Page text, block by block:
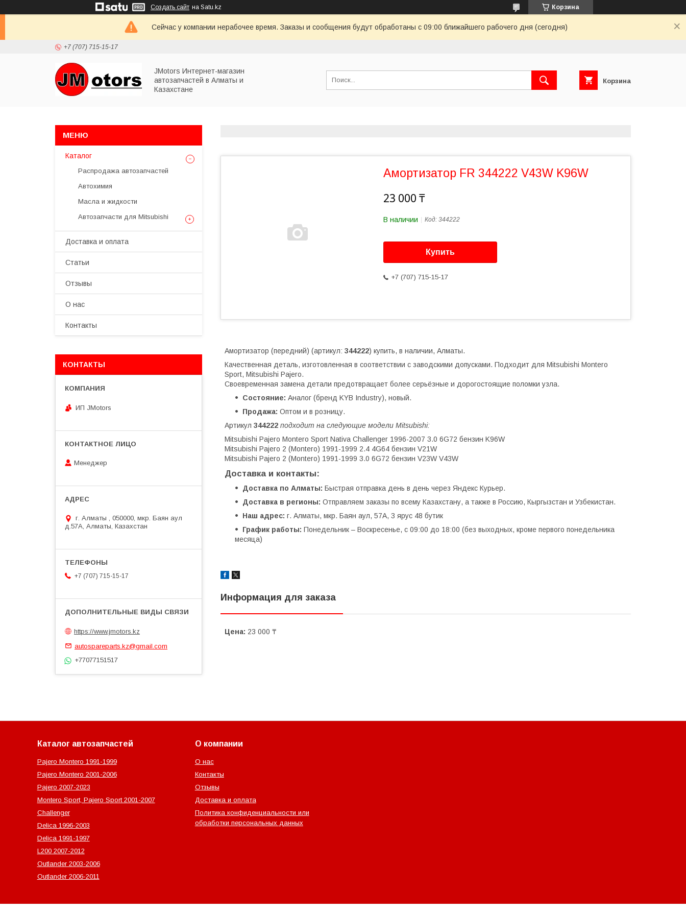
Создать сайт на Satu.kz Корзина
Сейчас у компании нерабочее время. Заказы и сообщения будут обработаны с 09:00 ближайшего рабочего дня (сегодня)
+7 (707) 715-15-17
JMotors Интернет-магазин
автозапчастей в Алматы и
Казахстане
Корзина
Амортизатор FR 344222 V43W K96W
23 000 ₸
В наличии Код: 344222
Купить
+7 (707) 715-15-17
Амортизатор (передний) (артикул: 344222) купить, в наличии, Алматы.
Качественная деталь, изготовленная в соответствии с заводскими допусками. Подходит для Mitsubishi Montero
Sport, Mitsubishi Pajero.
Своевременная замена детали предотвращает более серьёзные и дорогостоящие поломки узла.
Состояние: Аналог (бренд KYB Industry), новый.
Продажа: Оптом и в розницу.
Артикул 344222 подходит на следующие модели Mitsubishi:
Mitsubishi Pajero Montero Sport Nativa Challenger 1996-2007 3.0 6G72 бензин K96W
Mitsubishi Pajero 2 (Montero) 1991-1999 2.4 4G64 бензин V21W
Mitsubishi Pajero 2 (Montero) 1991-1999 3.0 6G72 бензин V23W V43W
Доставка и контакты:
Доставка по Алматы: Быстрая отправка день в день через Яндекс Курьер.
Доставка в регионы: Отправляем заказы по всему Казахстану, а также в Россию, Кыргызстан и Узбекистан.
Наш адрес: г. Алматы, мкр. Баян аул, 57А, 3 ярус 48 бутик
График работы: Понедельник – Воскресенье, с 09:00 до 18:00 (без выходных, кроме первого понедельника
месяца)
Информация для заказа
Цена: 23 000 ₸
Каталог
Распродажа автозапчастей
Автохимия
Масла и жидкости
Автозапчасти для Mitsubishi
Доставка и оплата
Статьи
Отзывы
О нас
Контакты
КОНТАКТЫ
ИП JMotors
Менеджер
г. Алматы , 050000, мкр. Баян аул
д.57А, Алматы, Казахстан
+7 (707) 715-15-17
https://www.jmotors.kz
autospareparts.kz@gmail.com
+77077151517
Каталог автозапчастей
Pajero Montero 1991-1999
Pajero Montero 2001-2006
Pajero 2007-2023
Montero Sport, Pajero Sport 2001-2007
Challenger
Delica 1996-2003
Delica 1991-1997
L200 2007-2012
Outlander‎ 2003-2006
Outlander‎ 2006-2011
О компании
О нас
Контакты
Отзывы
Доставка и оплата
Политика конфиденциальности или
обработки персональных данных